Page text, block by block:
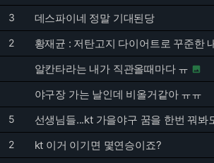
3 데스파이네 정말 기대된당
2 황재균 : 저탄고지 다이어트로 꾸준한
알칸타라는 내가 직관올때마다 ㅠ 
야구장 가는 날인데 비올거같아 ㅠㅠ
5 선생님들...kt 가을야구 꿈을 한번 꿔봐
2 kt 이거 이기면 몇연승이죠?